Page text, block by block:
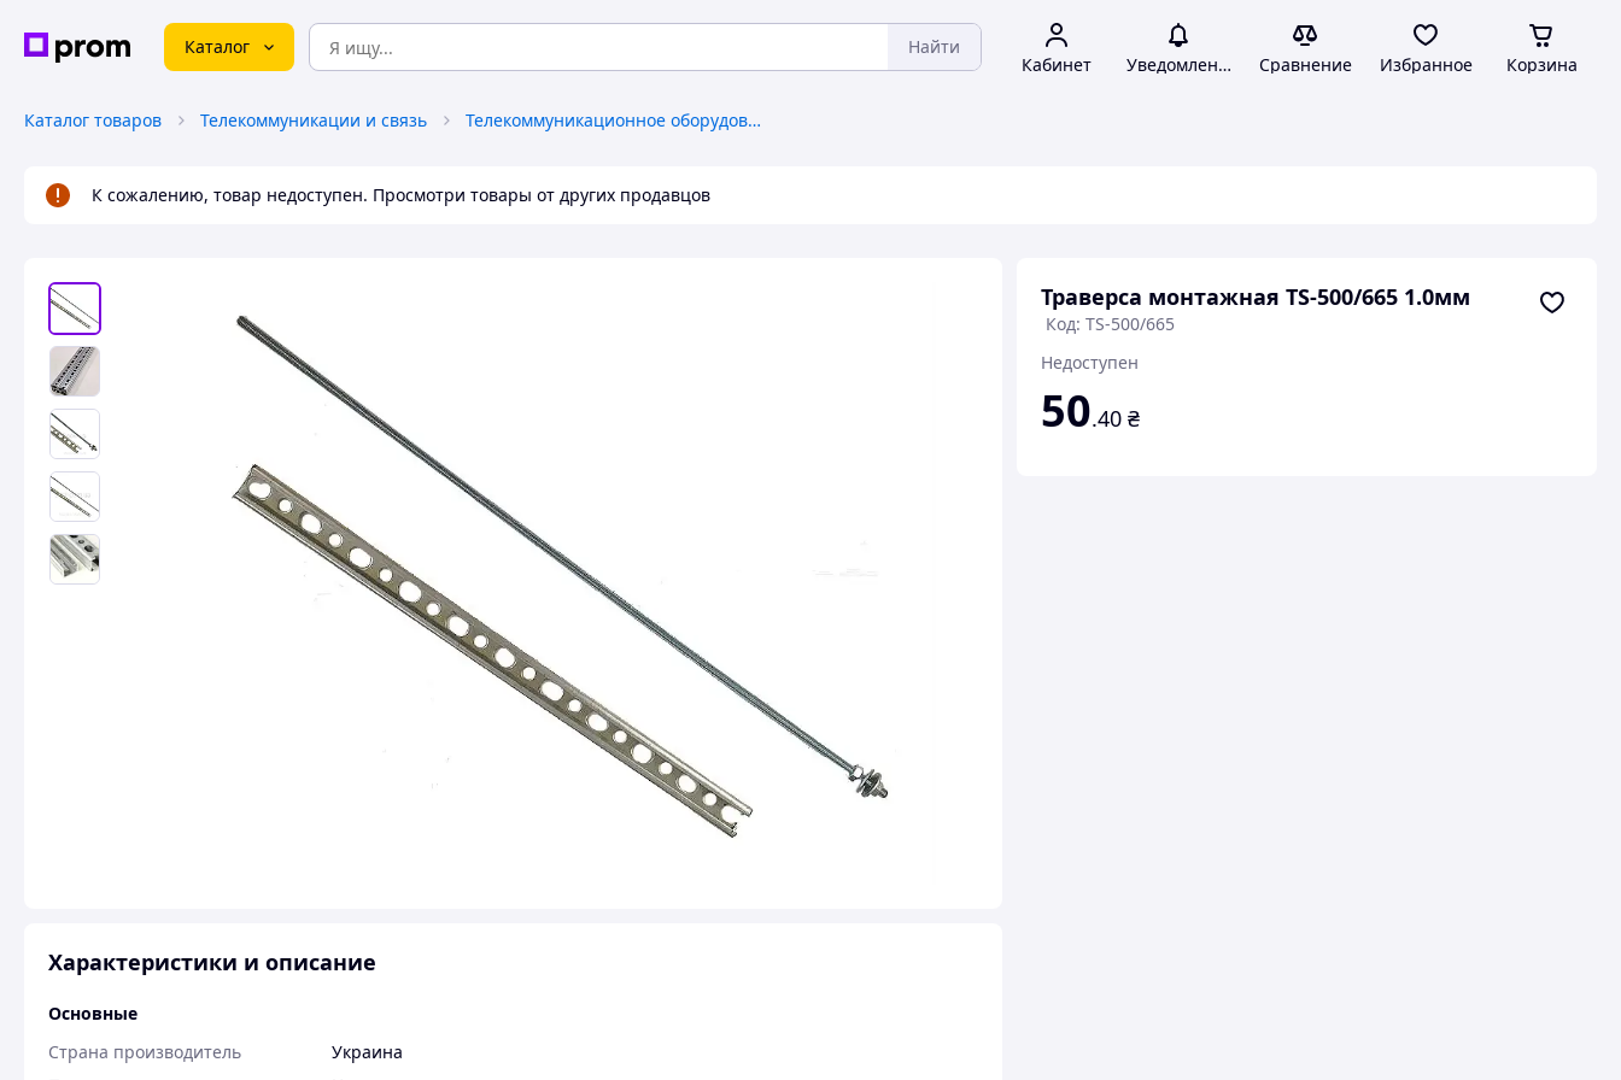
Каталог Найти
Кабинет Уведомления Сравнение Избранное Корзина
Каталог товаров Телекоммуникации и связь Телекоммуникационное оборудование, общее
К сожалению, товар недоступен. Просмотри товары от других продавцов
Траверса монтажная ТS-500/665 1.0мм
Код: ТS-500/665
Недоступен
50.40 ₴
Характеристики и описание
Основные
Страна производитель
Украина